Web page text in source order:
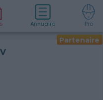
Annuaire Pro
Partenaire